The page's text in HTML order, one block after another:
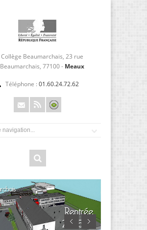
Collège Beaumarchais, 23 rue
Beaumarchais, 77100 - Meaux
Téléphone : 01.60.24.72.62